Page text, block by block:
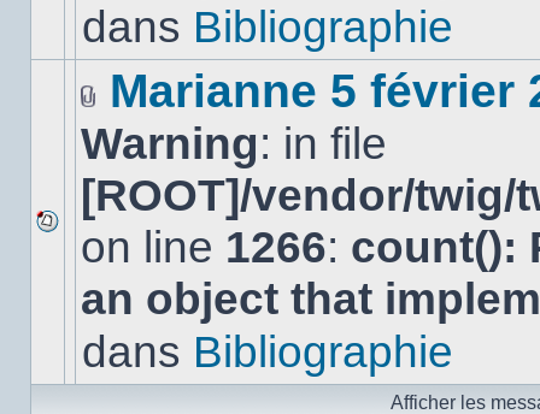
dansdans Bibliographie
Aucun
nouveau
message
non-
dans
joint(s)
Marianne 5 février
Warning: in file
[ROOT]/vendor/
on line 1266: count():
an object that
dans Bibliographie
Afficher les